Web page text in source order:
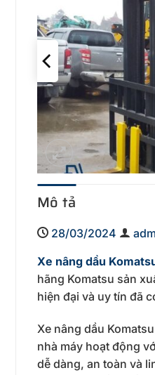
Mô tả
28/03/2024
Xe nâng dầu
hãng Komatsu sản
hiện đại và uy tín đã
Xe nâng dầu
nhà máy hoạt động
dễ dàng, an toàn và